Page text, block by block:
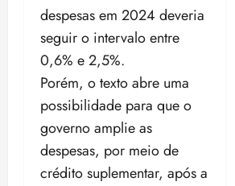
despesas em 2024 deveria
seguir o intervalo entre
0,6% e 2,5%.
Porém, o texto abre uma
possibilidade para que o
governo amplie as
despesas, por meio de
crédito suplementar, após a